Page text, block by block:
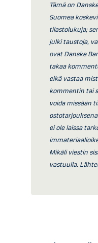
Tämä on
Suomea
tilastolukuja;
julki taustoja,
ovat Danske
takaa
eikä vastaa
kommentin tai
voida missään
ei ole laissa
Mikäli viestin
vastuulla.